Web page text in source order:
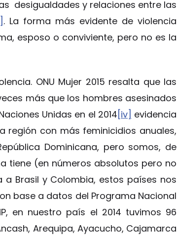
desigualdades y relaciones entre las
. La forma más evidente de violencia
esposo o conviviente, pero no es la
ONU Mujer 2015 resalta que las
más que los hombres asesinados
Unidas en el 2014 [iv] evidencia
región con más feminicidios anuales,
Dominicana, pero somos, de
tiene (en números absolutos pero no
Brasil y Colombia, estos países nos
base a datos del Programa Nacional
en nuestro país el 2014 tuvimos 96
Arequipa, Ayacucho, Cajamarca